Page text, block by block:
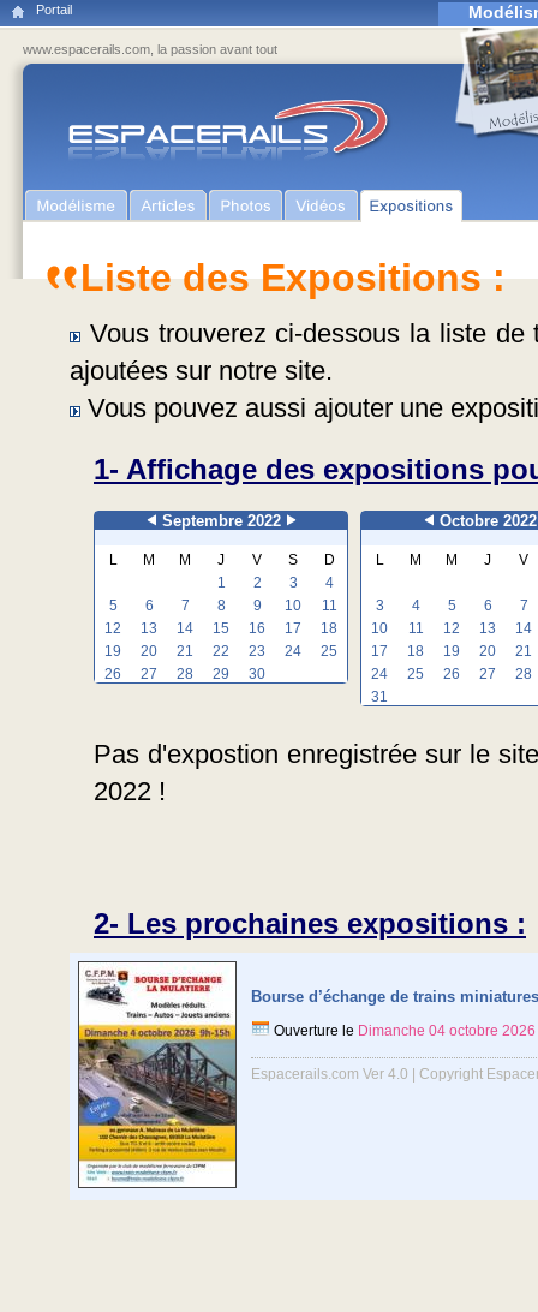
Portail
www.espacerails.com, la passion avant tout
Liste des Expositions :
Vous trouverez ci-dessous la liste
ajoutées sur notre site.
Vous pouvez aussi ajouter une
1- Affichage des expositions
Septembre 2022
L M M J V S
D
1
2 3
4
5
6 7 8 9 10
11
12
13 14 15 16 17
18
19
20 21 22 23 24
25
26
27 28 29 30
Octobre
L M M J V
3 4 5 6
7
10
11 12 13
14
17
18 19 20
21
24
25 26 27
28
31
Pas d'expostion enregistrée sur le
2022 !
2- Les prochaines expositions :
Bourse d’échange de trains
Ouverture le Dimanche 04 octobre 2026
Espacerails.com Ver 4.0 | Copyright